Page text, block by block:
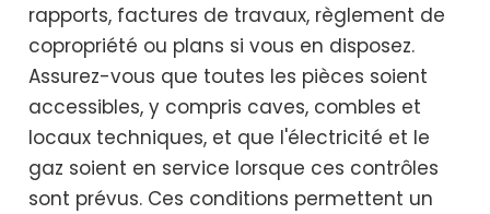
rapports, factures de travaux, règlement de
copropriété ou plans si vous en disposez.
Assurez-vous que toutes les pièces soient
accessibles, y compris caves, combles et
locaux techniques, et que l'électricité et le
gaz soient en service lorsque ces contrôles
sont prévus. Ces conditions permettent un